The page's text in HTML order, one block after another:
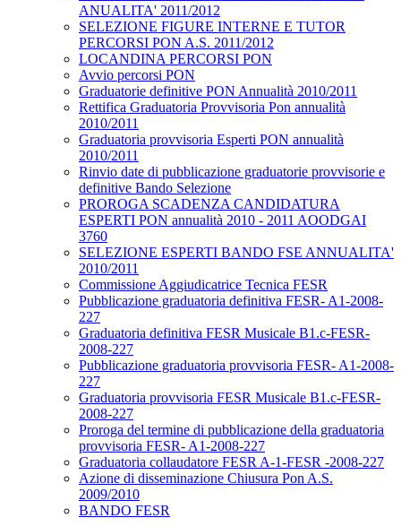
ANUALITA' 2011/2012
SELEZIONE FIGURE INTERNE E TUTOR
PERCORSI PON A.S. 2011/2012
LOCANDINA PERCORSI PON
Avvio percorsi PON
Graduatorie definitive PON Annualità 2010/2011
Rettifica Graduatoria Provvisoria Pon annualità
2010/2011
Graduatoria provvisoria Esperti PON annualità
2010/2011
Rinvio date di pubblicazione graduatorie provvisorie e
definitive Bando Selezione
PROROGA SCADENZA CANDIDATURA
ESPERTI PON annualità 2010 - 2011 AOODGAI
3760
SELEZIONE ESPERTI BANDO FSE ANNUALITA'
2010/2011
Commissione Aggiudicatrice Tecnica FESR
Pubblicazione graduatoria definitiva FESR- A1-2008-
227
Graduatoria definitiva FESR Musicale B1.c-FESR-
2008-227
Pubblicazione graduatoria provvisoria FESR- A1-2008-
227
Graduatoria provvisoria FESR Musicale B1.c-FESR-
2008-227
Proroga del termine di pubblicazione della graduatoria
provvisoria FESR- A1-2008-227
Graduatoria collaudatore FESR A-1-FESR -2008-227
Azione di disseminazione Chiusura Pon A.S.
2009/2010
BANDO FESR